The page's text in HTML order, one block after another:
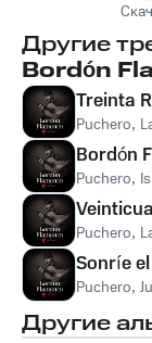
Другие
Bordón
Treinta
Puchero,
Bordón
Puchero,
Puchero,
Sonríe
Puchero,
Другие